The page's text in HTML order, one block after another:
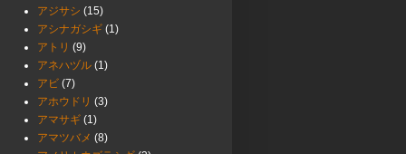
アジサシ (15)
アシナガシギ (1)
アトリ (9)
アネハヅル (1)
アビ (7)
アホウドリ (3)
アマサギ (1)
アマツバメ (8)